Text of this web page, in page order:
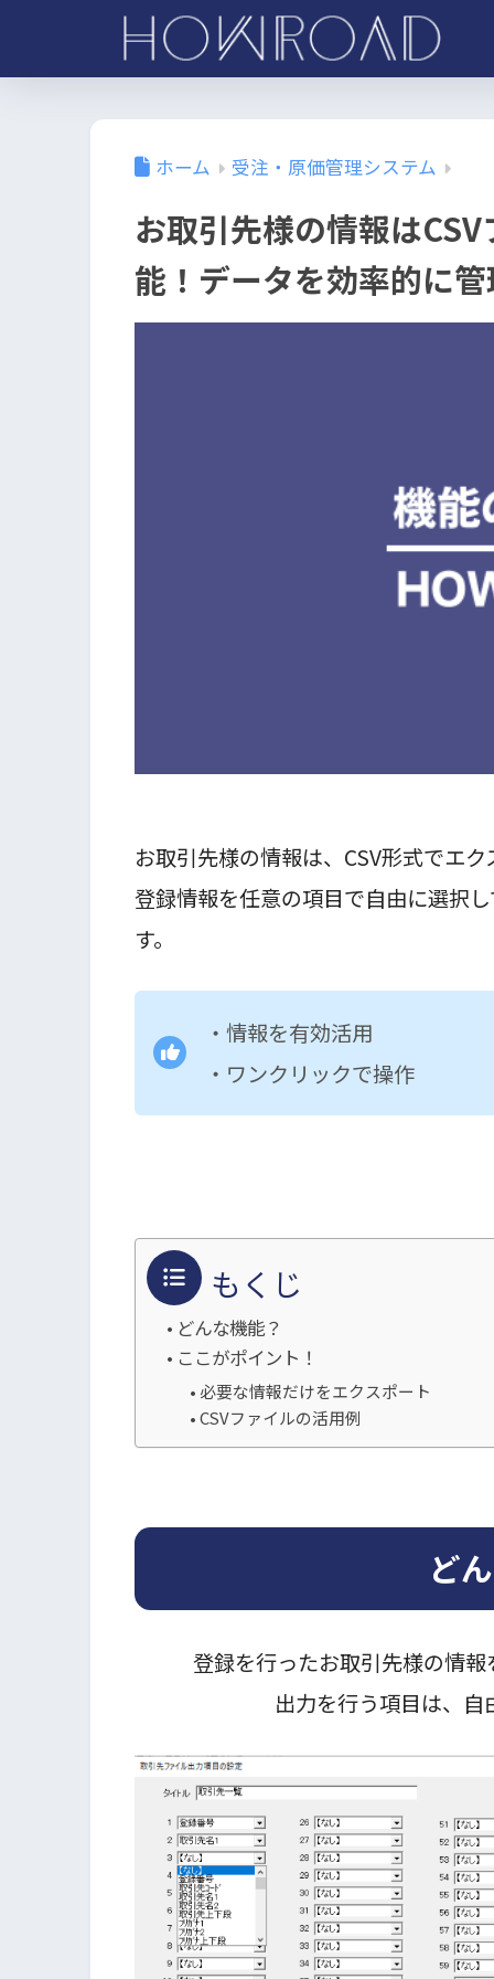
ホーム 受注・原価管理システム
お取引先様の情報は
能！データを効率的に
お取引先様の情報は、CSV形式でエ
登録情報を任意の項目で自由に選択
す。
・情報を有効活用
・ワンクリックで操作
もくじ
どんな機能？
ここがポイント！
必要な情報だけをエクスポート
CSVファイルの活用例
ど
登録を行ったお取引先様の情
出力を行う項目は、